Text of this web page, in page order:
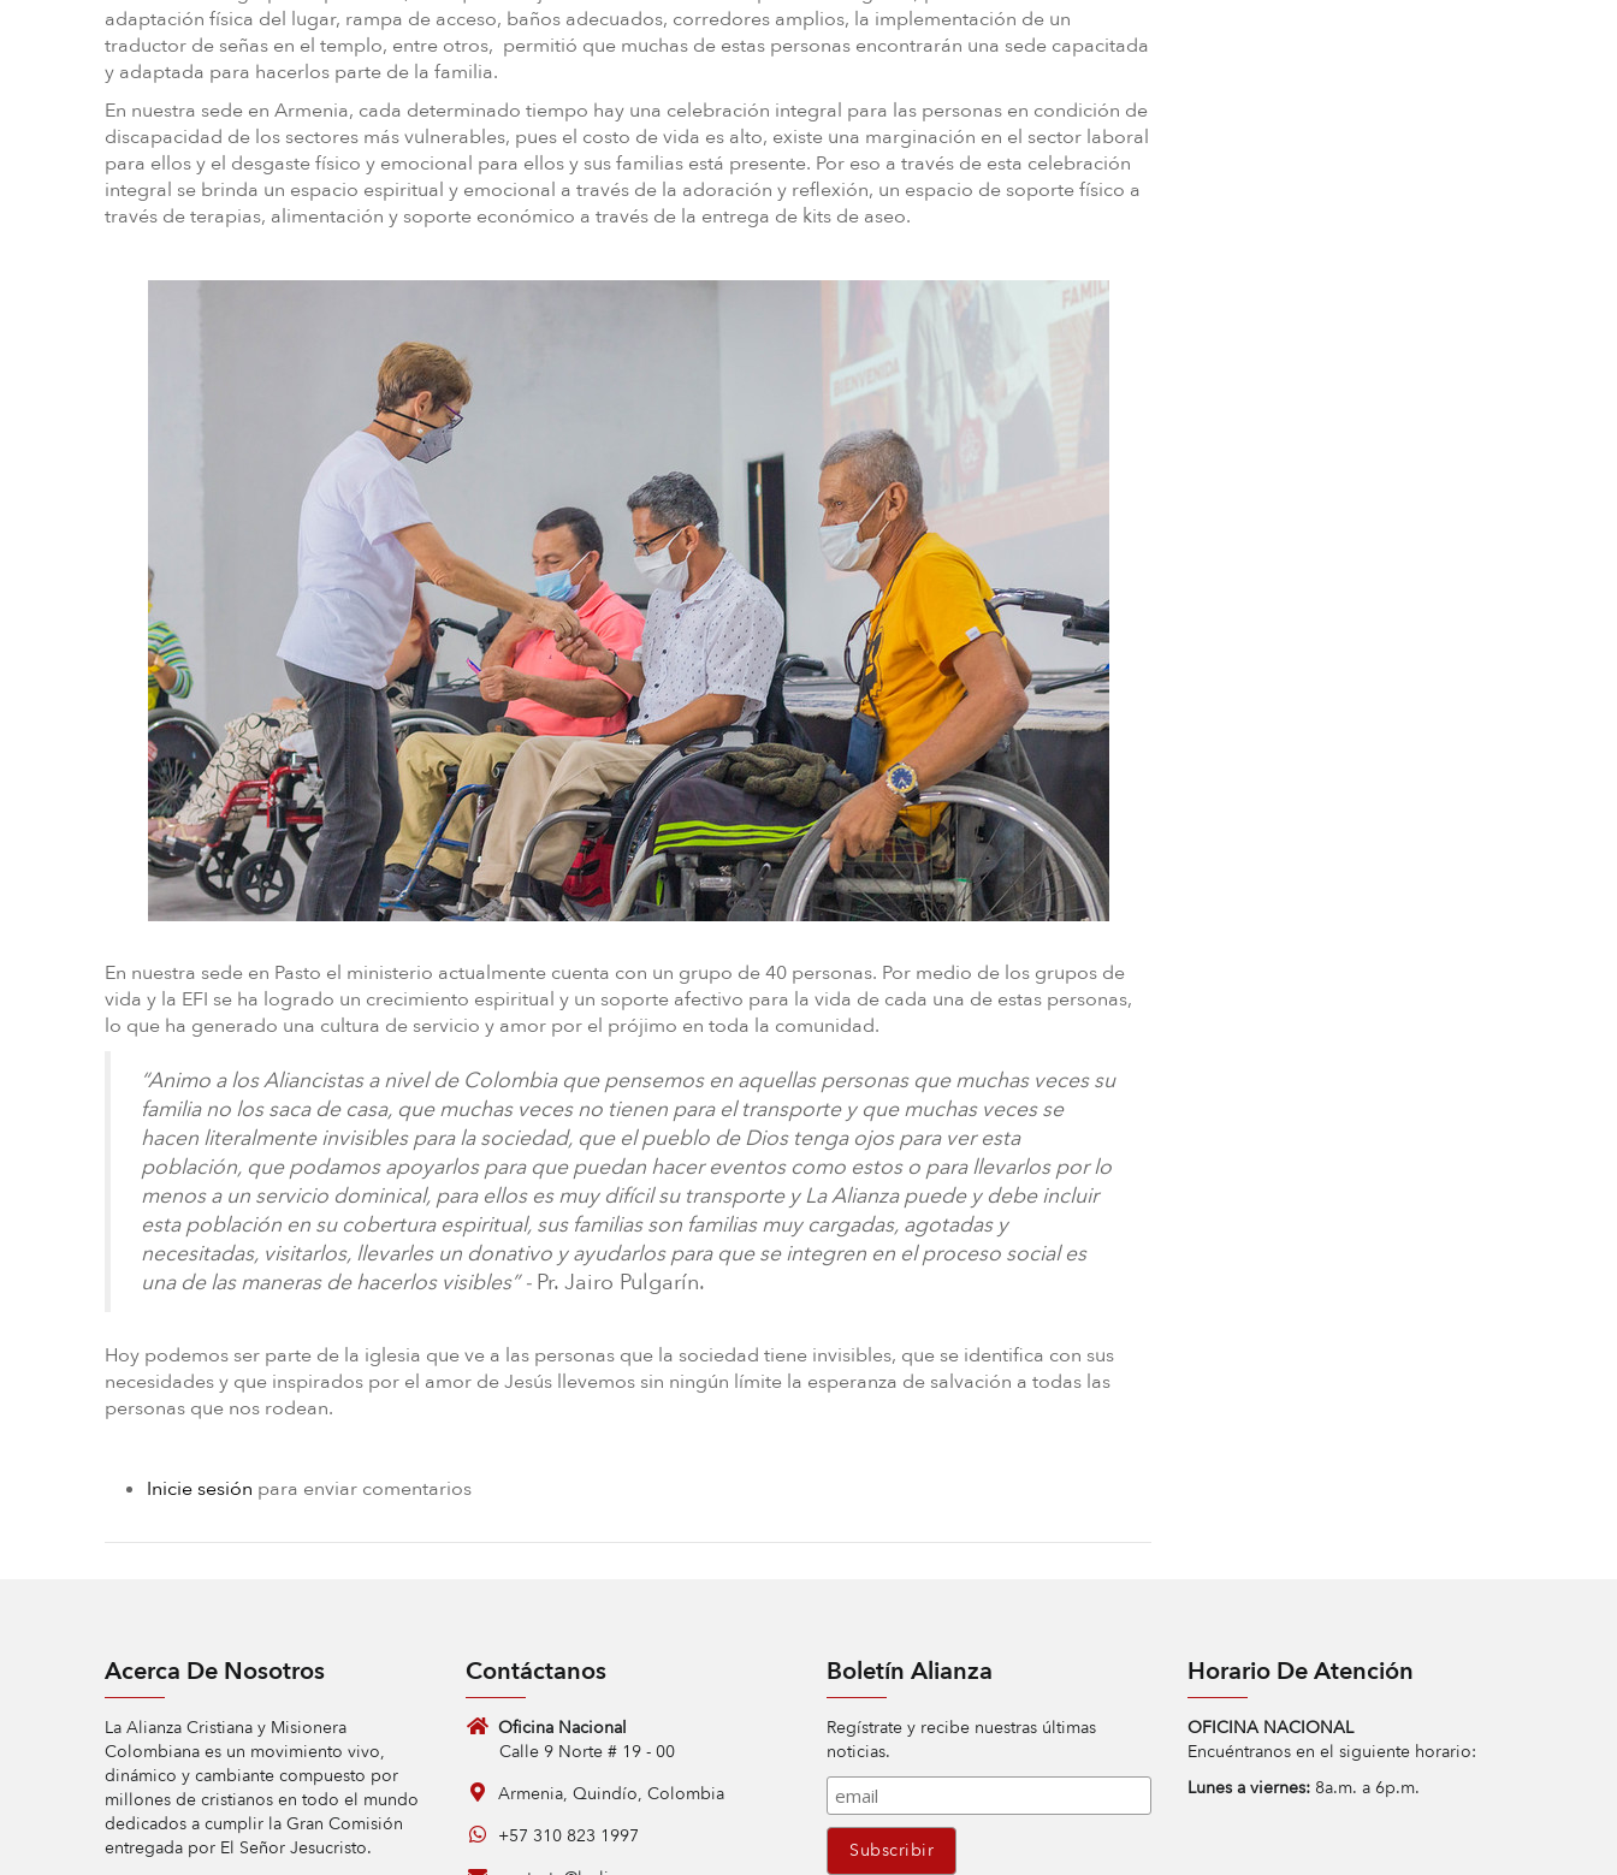
adaptación física del lugar, rampa de acceso, baños adecuados, corredores amplios, la implementación de un
traductor de señas en el templo, entre otros, permitió que muchas de estas personas encontrarán una sede capacitada
y adaptada para hacerlos parte de la familia.
En nuestra sede en Armenia, cada determinado tiempo hay una celebración integral para las personas en condición de
discapacidad de los sectores más vulnerables, pues el costo de vida es alto, existe una marginación en el sector laboral
para ellos y el desgaste físico y emocional para ellos y sus familias está presente. Por eso a través de esta celebración
integral se brinda un espacio espiritual y emocional a través de la adoración y reflexión, un espacio de soporte físico a
través de terapias, alimentación y soporte económico a través de la entrega de kits de aseo.
En nuestra sede en Pasto el ministerio actualmente cuenta con un grupo de 40 personas. Por medio de los grupos de
vida y la EFI se ha logrado un crecimiento espiritual y un soporte afectivo para la vida de cada una de estas personas,
lo que ha generado una cultura de servicio y amor por el prójimo en toda la comunidad.
“Animo a los Aliancistas a nivel de Colombia que pensemos en aquellas personas que muchas veces su
familia no los saca de casa, que muchas veces no tienen para el transporte y que muchas veces se
hacen literalmente invisibles para la sociedad, que el pueblo de Dios tenga ojos para ver esta
población, que podamos apoyarlos para que puedan hacer eventos como estos o para llevarlos por lo
menos a un servicio dominical, para ellos es muy difícil su transporte y La Alianza puede y debe incluir
esta población en su cobertura espiritual, sus familias son familias muy cargadas, agotadas y
necesitadas, visitarlos, llevarles un donativo y ayudarlos para que se integren en el proceso social es
una de las maneras de hacerlos visibles” - Pr. Jairo Pulgarín.
Hoy podemos ser parte de la iglesia que ve a las personas que la sociedad tiene invisibles, que se identifica con sus
necesidades y que inspirados por el amor de Jesús llevemos sin ningún límite la esperanza de salvación a todas las
personas que nos rodean.
Inicie sesión para enviar comentarios
Acerca De Nosotros
La Alianza Cristiana y Misionera
Colombiana es un movimiento vivo,
dinámico y cambiante compuesto por
millones de cristianos en todo el mundo
dedicados a cumplir la Gran Comisión
entregada por El Señor Jesucristo.
Contáctanos
Oficina Nacional
Calle 9 Norte # 19 - 00
Armenia, Quindío, Colombia
+57 310 823 1997
Boletín Alianza
Regístrate y recibe nuestras últimas
noticias.
Horario De Atención
OFICINA NACIONAL
Encuéntranos en el siguiente horario:
Lunes a viernes: 8a.m. a 6p.m.